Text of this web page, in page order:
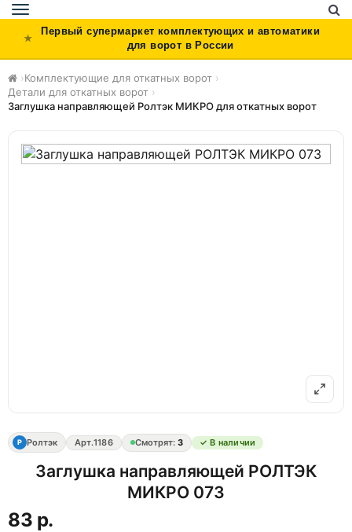
Toggle
navigation
Первый супермаркет комплектующих и автоматики
для ворот в России
›Комплектующие для откатных ворот ›
Детали для откатных ворот ›
Заглушка направляющей Ролтэк МИКРО для откатных ворот
Р Ролтэк Арт.1186 Смотрят: 3 ✓ В наличии
Заглушка направляющей РОЛТЭК
МИКРО 073
83 р.